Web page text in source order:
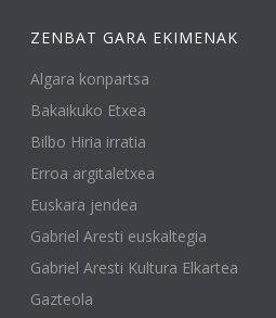
ZENBAT GARA EKIMENAK
Algara konpartsa
Bakaikuko Etxea
Bilbo Hiria irratia
Erroa argitaletxea
Euskara jendea
Gabriel Aresti euskaltegia
Gabriel Aresti Kultura Elkartea
Gazteola